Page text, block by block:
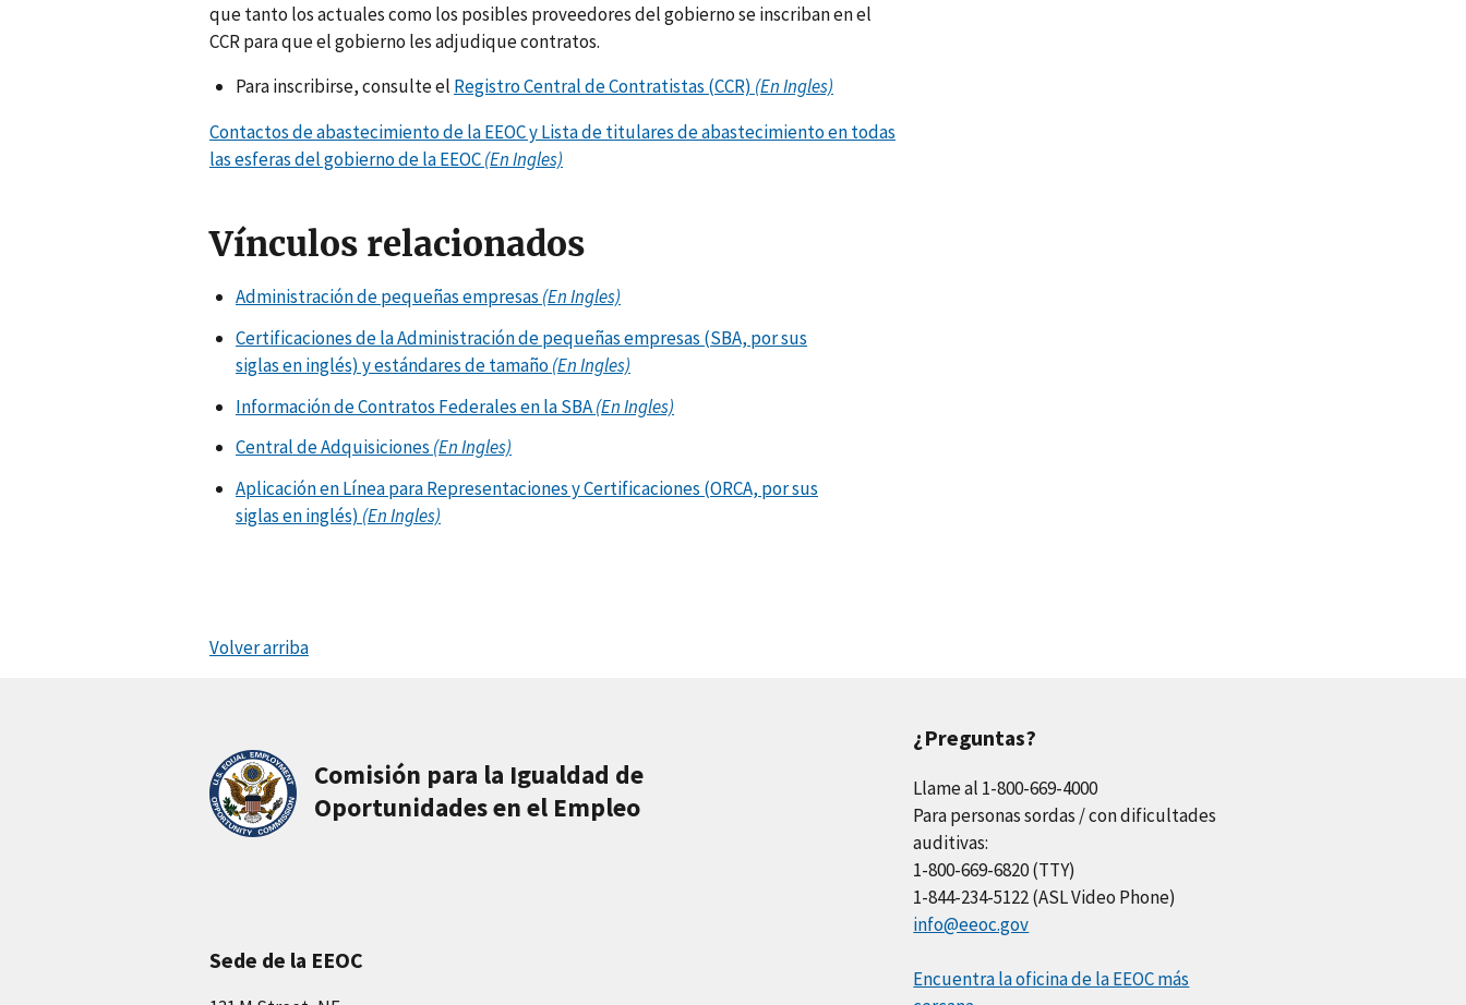
que tanto los actuales como los posibles proveedores del gobierno se inscriban en el
CCR para que el gobierno les adjudique contratos.
Para inscribirse, consulte el Registro Central de Contratistas (CCR) (En Ingles)
Contactos de abastecimiento de la EEOC y Lista de titulares de abastecimiento en todas
las esferas del gobierno de la EEOC(En Ingles)
Vínculos relacionados
Administración de pequeñas empresas (En Ingles)
Certificaciones de la Administración de pequeñas empresas (SBA, por sus
siglas en inglés) y estándares de tamaño(En Ingles)
Información de Contratos Federales en la SBA(En Ingles)
Central de Adquisiciones (En Ingles)
Aplicación en Línea para Representaciones y Certificaciones (ORCA, por sus
siglas en inglés) (En Ingles)
Volver arriba
Comisión para la Igualdad de
Oportunidades en el Empleo
Sede de la EEOC
¿Preguntas?
Llame al 1-800-669-4000
Para personas sordas / con dificultades
auditivas:
1-800-669-6820 (TTY)
1-844-234-5122 (ASL Video Phone)
info@eeoc.gov
Encuentra la oficina de la EEOC más